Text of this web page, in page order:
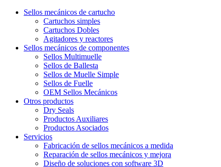
Sellos mecánicos de cartucho
Cartuchos simples
Cartuchos Dobles
Agitadores y reactores
Sellos mecánicos de componentes
Sellos Multimuelle
Sellos de Ballesta
Sellos de Muelle Simple
Sellos de Fuelle
OEM Sellos Mecánicos
Otros productos
Dry Seals
Productos Auxiliares
Productos Asociados
Servicios
Fabricación de sellos mecánicos a medida
Reparación de sellos mecánicos y mejora
Diseño de soluciones con software 3D